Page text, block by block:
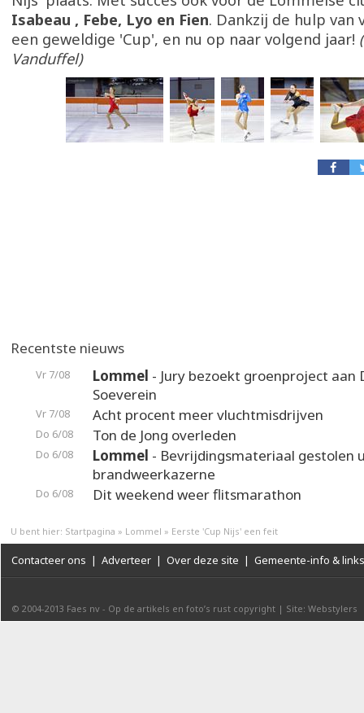
Isabeau , Febe, Lyo en Fien. Dankzij de hulp van
een geweldige 'Cup', en nu op naar volgend jaar!
Vanduffel)
Recentste nieuws
Vr 7/08 Lommel - Jury bezoekt groenproject aan
Soeverein
Vr 7/08 Acht procent meer vluchtmisdrijven
Do 6/08 Ton de Jong overleden
Do 6/08 Lommel - Bevrijdingsmateriaal gestolen
brandweerkazerne
Do 6/08 Dit weekend weer flitsmarathon
U bent hier: Startpagina » Lommel » Eerste 'Cup Nijs' een feit
Contacteer ons | Adverteer | Over deze site | Gemeente-info & links
© 2004-2013 Faes nv - Op de artikels en foto’s rust copyright | Site: Webstylers